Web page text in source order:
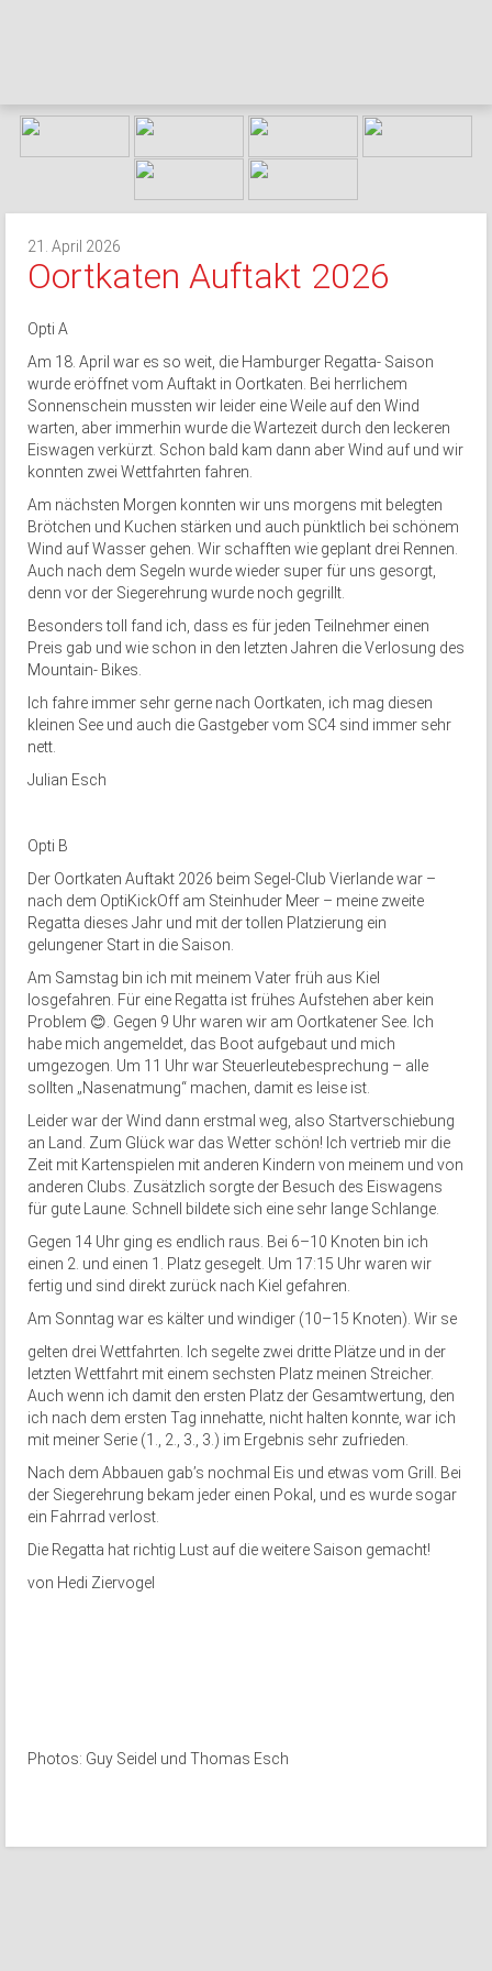
21. April 2026
Oortkaten Auftakt 2026
Opti A
Am 18. April war es so weit, die Hamburger Regatta- Saison
wurde eröffnet vom Auftakt in Oortkaten. Bei herrlichem
Sonnenschein mussten wir leider eine Weile auf den Wind
warten, aber immerhin wurde die Wartezeit durch den leckeren
Eiswagen verkürzt. Schon bald kam dann aber Wind auf und wir
konnten zwei Wettfahrten fahren.
Am nächsten Morgen konnten wir uns morgens mit belegten
Brötchen und Kuchen stärken und auch pünktlich bei schönem
Wind auf Wasser gehen. Wir schafften wie geplant drei Rennen.
Auch nach dem Segeln wurde wieder super für uns gesorgt,
denn vor der Siegerehrung wurde noch gegrillt.
Besonders toll fand ich, dass es für jeden Teilnehmer einen
Preis gab und wie schon in den letzten Jahren die Verlosung des
Mountain- Bikes.
Ich fahre immer sehr gerne nach Oortkaten, ich mag diesen
kleinen See und auch die Gastgeber vom SC4 sind immer sehr
nett.
Julian Esch
Opti B
Der Oortkaten Auftakt 2026 beim Segel-Club Vierlande war –
nach dem OptiKickOff am Steinhuder Meer – meine zweite
Regatta dieses Jahr und mit der tollen Platzierung ein
gelungener Start in die Saison.
Am Samstag bin ich mit meinem Vater früh aus Kiel
losgefahren. Für eine Regatta ist frühes Aufstehen aber kein
Problem 😊. Gegen 9 Uhr waren wir am Oortkatener See. Ich
habe mich angemeldet, das Boot aufgebaut und mich
umgezogen. Um 11 Uhr war Steuerleutebesprechung – alle
sollten „Nasenatmung“ machen, damit es leise ist.
Leider war der Wind dann erstmal weg, also Startverschiebung
an Land. Zum Glück war das Wetter schön! Ich vertrieb mir die
Zeit mit Kartenspielen mit anderen Kindern von meinem und von
anderen Clubs. Zusätzlich sorgte der Besuch des Eiswagens
für gute Laune. Schnell bildete sich eine sehr lange Schlange.
Gegen 14 Uhr ging es endlich raus. Bei 6–10 Knoten bin ich
einen 2. und einen 1. Platz gesegelt. Um 17:15 Uhr waren wir
fertig und sind direkt zurück nach Kiel gefahren.
Am Sonntag war es kälter und windiger (10–15 Knoten). Wir se
gelten drei Wettfahrten. Ich segelte zwei dritte Plätze und in der
letzten Wettfahrt mit einem sechsten Platz meinen Streicher.
Auch wenn ich damit den ersten Platz der Gesamtwertung, den
ich nach dem ersten Tag innehatte, nicht halten konnte, war ich
mit meiner Serie (1., 2., 3., 3.) im Ergebnis sehr zufrieden.
Nach dem Abbauen gab’s nochmal Eis und etwas vom Grill. Bei
der Siegerehrung bekam jeder einen Pokal, und es wurde sogar
ein Fahrrad verlost.
Die Regatta hat richtig Lust auf die weitere Saison gemacht!
von Hedi Ziervogel
Photos: Guy Seidel und Thomas Esch